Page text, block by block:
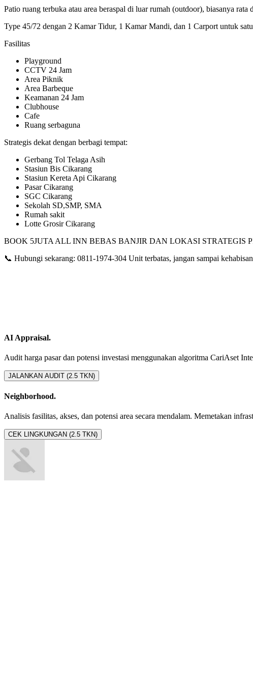
Patio ruang terbuka atau area beraspal di luar rumah (outdoor), biasanya
Type 45/72 dengan 2 Kamar Tidur, 1 Kamar Mandi, dan 1 Carport untuk
Fasilitas
Playground
CCTV 24 Jam
Area Piknik
Area Barbeque
Keamanan 24 Jam
Clubhouse
Cafe
Ruang serbaguna
Strategis dekat dengan berbagi tempat:
Gerbang Tol Telaga Asih
Stasiun Bis Cikarang
Stasiun Kereta Api Cikarang
Pasar Cikarang
SGC Cikarang
Sekolah SD,SMP, SMA
Rumah sakit
Lotte Grosir Cikarang
BOOK 5JUTA ALL INN BEBAS BANJIR DAN LOKASI STRATEGIS
📞 Hubungi sekarang: 0811-1974-304 Unit terbatas, jangan sampai
AI Appraisal.
Audit harga pasar dan potensi investasi menggunakan algoritma CariAset
JALANKAN AUDIT (2.5 TKN)
Neighborhood.
Analisis fasilitas, akses, dan potensi area secara mendalam. Memetakan
CEK LINGKUNGAN (2.5 TKN)